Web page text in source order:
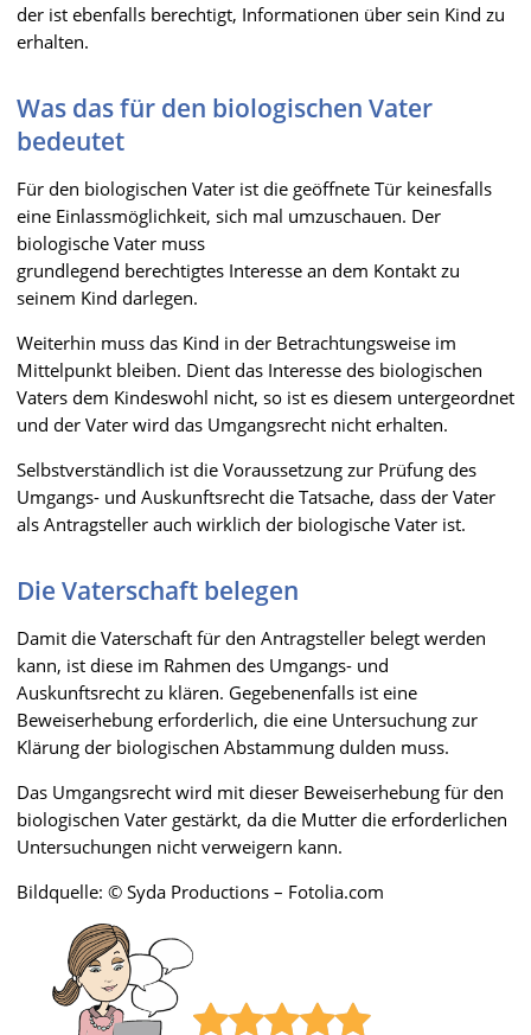
der ist ebenfalls berechtigt, Informationen über sein Kind zu
erhalten.
Was das für den biologischen Vater
bedeutet
Für den biologischen Vater ist die geöffnete Tür keinesfalls
eine Einlassmöglichkeit, sich mal umzuschauen. Der
biologische Vater muss
grundlegend berechtigtes Interesse an dem Kontakt zu
seinem Kind darlegen.
Weiterhin muss das Kind in der Betrachtungsweise im
Mittelpunkt bleiben. Dient das Interesse des biologischen
Vaters dem Kindeswohl nicht, so ist es diesem untergeordnet
und der Vater wird das Umgangsrecht nicht erhalten.
Selbstverständlich ist die Voraussetzung zur Prüfung des
Umgangs- und Auskunftsrecht die Tatsache, dass der Vater
als Antragsteller auch wirklich der biologische Vater ist.
Die Vaterschaft belegen
Damit die Vaterschaft für den Antragsteller belegt werden
kann, ist diese im Rahmen des Umgangs- und
Auskunftsrecht zu klären. Gegebenenfalls ist eine
Beweiserhebung erforderlich, die eine Untersuchung zur
Klärung der biologischen Abstammung dulden muss.
Das Umgangsrecht wird mit dieser Beweiserhebung für den
biologischen Vater gestärkt, da die Mutter die erforderlichen
Untersuchungen nicht verweigern kann.
Bildquelle: © Syda Productions – Fotolia.com